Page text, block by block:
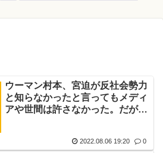
ウーマン村本、宮迫が反社会勢力
と知らなかったと言ってもメディ
アや世間は許さなかった。だが政
2022.08.06 19:20 0